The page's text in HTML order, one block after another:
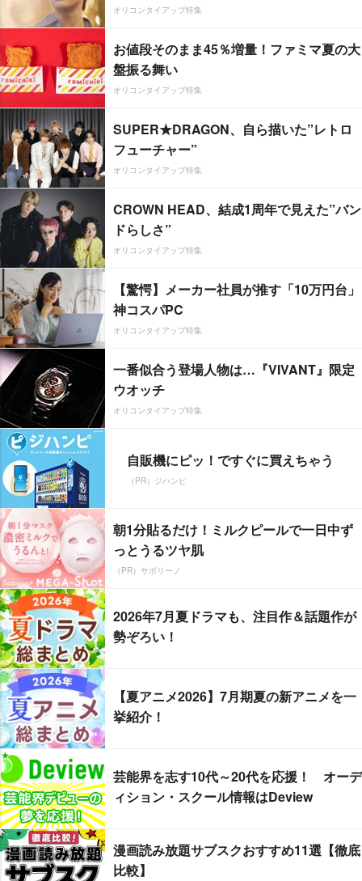
オリコンタイアップ特集
お値段そのまま45％増量！ファミマ夏の大
盤振る舞い
オリコンタイアップ特集
SUPER★DRAGON、自ら描いた”レトロ
フューチャー”
オリコンタイアップ特集
CROWN HEAD、結成1周年で見えた”バン
ドらしさ”
オリコンタイアップ特集
【驚愕】メーカー社員が推す「10万円台」
神コスパPC
オリコンタイアップ特集
一番似合う登場人物は…『VIVANT』限定
ウオッチ
オリコンタイアップ特集
自販機にピッ！ですぐに買えちゃう
（PR）ジハンピ
朝1分貼るだけ！ミルクピールで一日中ず
っとうるツヤ肌
（PR）サボリーノ
2026年7月夏ドラマも、注目作＆話題作が
勢ぞろい！
【夏アニメ2026】7月期夏の新アニメを一
挙紹介！
芸能界を志す10代～20代を応援！ オーデ
ィション・スクール情報はDeview
漫画読み放題サブスクおすすめ11選【徹底
比較】